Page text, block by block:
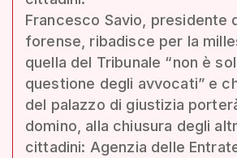
Francesco Savio, presidente
forense, ribadisce per la
quella del Tribunale “non è
questione degli avvocati” e
del palazzo di giustizia
domino, alla chiusura degli
cittadini: Agenzia delle